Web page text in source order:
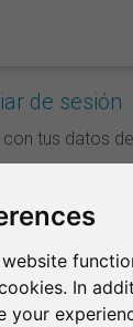
In
your
de sesión
con tus datos
con Google
con
Esto es
FAQ